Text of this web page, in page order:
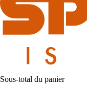
Sous-total du panier